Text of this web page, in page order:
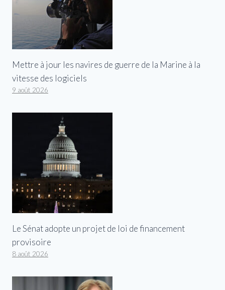
Mettre à jour les navires de guerre de la Marine à la
vitesse des logiciels
9 août 2026
Le Sénat adopte un projet de loi de financement
provisoire
8 août 2026